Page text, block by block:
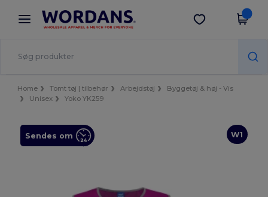
× Wordans-app
Bedre priser i appen!
Hent app
Home Tomt tøj | tilbehør Arbejdstøj
Byggetøj & høj - Vis
Unisex
Yoko YK259
W1
Sendes om